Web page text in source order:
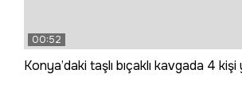
00:52
Konya’daki taşlı bıçaklı kavgada 4 kişi